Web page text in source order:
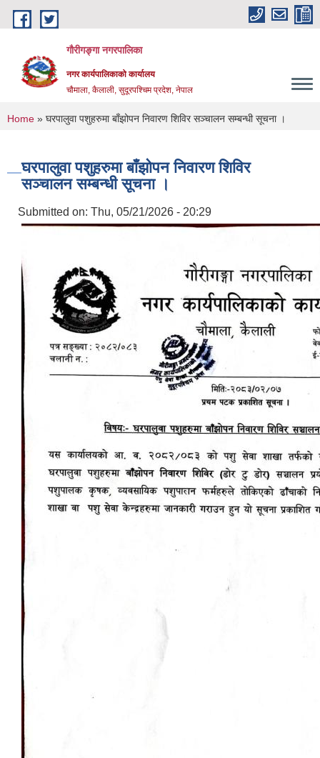
Skip to main content
गौरीगङ्गा नगरपालिका
नगर कार्यपालिकाको कार्यालय
चौमाला, कैलाली, सुदूरपश्चिम प्रदेश, नेपाल
You are here
Home » घरपालुवा पशुहरुमा बाँझोपन निवारण शिविर सञ्चालन सम्बन्धी सूचना ।
घरपालुवा पशुहरुमा बाँझोपन निवारण शिविर
सञ्चालन सम्बन्धी सूचना ।
Submitted on: Thu, 05/21/2026 - 20:29